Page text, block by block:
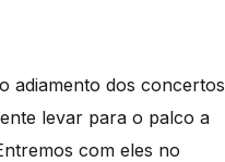
adiamento dos concertos
levar para o palco a
com eles no